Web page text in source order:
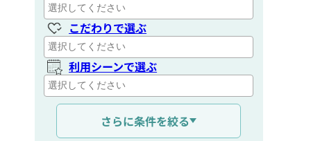
こだわりで選ぶ
利用シーンで選ぶ
通信距離を選ぶ
さらに条件を絞る